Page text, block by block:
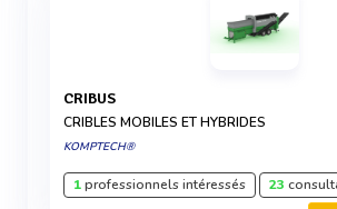
CRIBUS
CRIBLES MOBILES ET HYBRIDES
KOMPTECH®
1professionnels intéressés 23